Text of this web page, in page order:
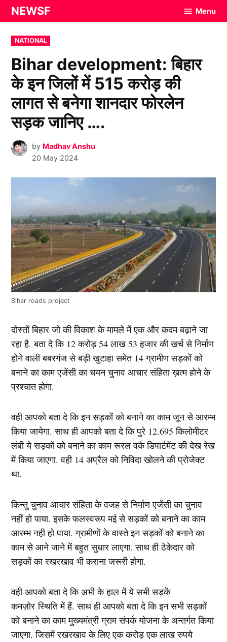
Skip
to
content
NEWSF Menu
POSTED
IN
NATIONAL
Bihar development: बिहार
के इन जिलों में 515 करोड़ की
लागत से बनेगा शानदार फोरलेन
सड़क जानिए ….
by Madhav Anshu
20 May 2024
Bihar roads project
दोस्तों बिहार जो की विकाश के मामले में एक और कदम बढ़ाने जा
रहा है. बता दे कि 12 करोड़ 54 लाख 53 हजार की खर्च से निर्माण
होने वाली बबरगंज से बड़ी खुटाहा समेत 14 ग्रामीण सड़कों को
बनाने का काम एजेंसी का चयन चुनाव आचार संहिता ख़त्म होने के
प्रश्चात होगा.
वही आपको बता दे कि इन सड़कों को बनाने का काम जून से आरम्भ
किया जायेगा. साथ ही आपको बता दे कि पुरे 12.695 किलोमीटर
लंबी ये सड़कों को बनाने का काम रूरल वर्क डिपार्टमेंट की देख रेख
में किया जाएगा. वही 14 अप्रैल को निविदा खोलने की प्रोजेक्ट
था.
किन्तु चुनाव आचार संहिता के वजह से निर्माण एजेंसी का चुनाव
नहीं हो पाया. इसके फलस्वरूप मई से सड़कों को बनाने का काम
आरम्भ नही हो पाया. ग्रामीणों के वास्ते इन सड़कों को बनाने का
काम से आने जाने में बहुत सुधार लाएगा. साथ ही ठेकेदार को
सड़कों का रखरखाव भी कराना जरूरी होगा.
वही आपको बता दे कि अभी के हाल में ये सभी सड़कें
कमज़ोर स्थिति में हैं. साथ ही आपको बता दे कि इन सभी सड़कों
को बनाने का काम मुख्यमंत्री ग्राम संपर्क योजना के अन्तर्गत किया
जाएगा. जिसमें रखरखाव के लिए एक करोड़ एक लाख रुपये